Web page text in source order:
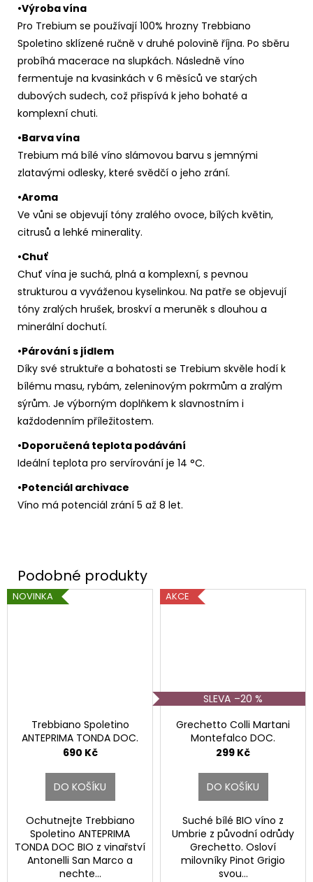
•Výroba vína
Pro Trebium se používají 100% hrozny Trebbiano
Spoletino sklízené ručně v druhé polovině října. Po sběru
probíhá macerace na slupkách. Následně víno
fermentuje na kvasinkách v 6 měsíců ve starých
dubových sudech, což přispívá k jeho bohaté a
komplexní chuti.
•Barva vína
Trebium má bílé víno slámovou barvu s jemnými
zlatavými odlesky, které svědčí o jeho zrání.
•Aroma
Ve vůni se objevují tóny zralého ovoce, bílých květin,
citrusů a lehké minerality.
•Chuť
Chuť vína je suchá, plná a komplexní, s pevnou
strukturou a vyváženou kyselinkou. Na patře se objevují
tóny zralých hrušek, broskví a meruněk s dlouhou a
minerální dochutí.
•Párování s jídlem
Díky své struktuře a bohatosti se Trebium skvěle hodí k
bílému masu, rybám, zeleninovým pokrmům a zralým
sýrům. Je výborným doplňkem k slavnostním i
každodenním příležitostem.
•Doporučená teplota podávání
Ideální teplota pro servírování je 14 °C.
•Potenciál archivace
Víno má potenciál zrání 5 až 8 let.
NOVINKA
Trebbiano Spoletino
ANTEPRIMA TONDA DOC.
690 Kč
DO KOŠÍKU
Ochutnejte Trebbiano
Spoletino ANTEPRIMA
TONDA DOC BIO z vinařství
Antonelli San Marco a
nechte...
AKCE
–20 %
Grechetto Colli Martani
Montefalco DOC.
299 Kč
DO KOŠÍKU
Suché bílé BIO víno z
Umbrie z původní odrůdy
Grechetto. Osloví
milovníky Pinot Grigio
svou...